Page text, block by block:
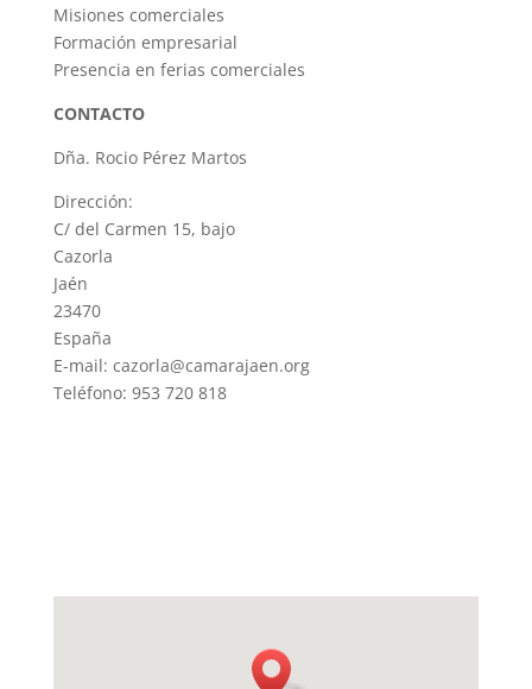
Misiones comerciales
Formación empresarial
Presencia en ferias comerciales
CONTACTO
Dña. Rocio Pérez Martos
Dirección:
C/ del Carmen 15, bajo
Cazorla
Jaén
23470
España
E-mail: cazorla@camarajaen.org
Teléfono: 953 720 818